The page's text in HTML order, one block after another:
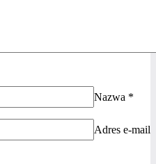
Nazwa *
Adres e-mail